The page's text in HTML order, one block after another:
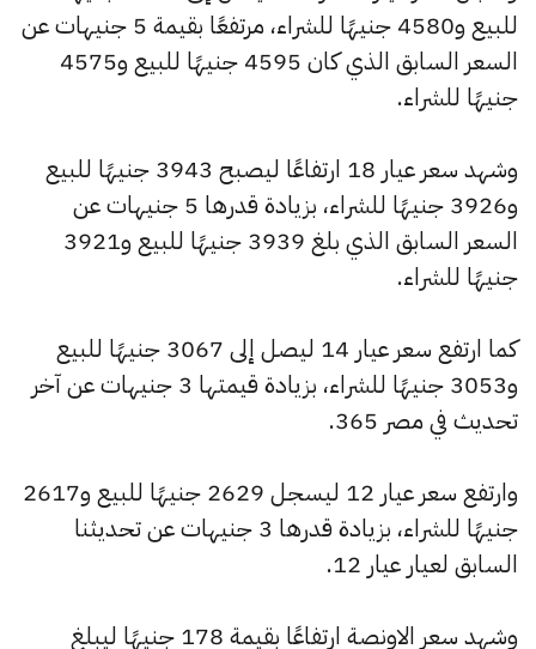
للبيع و4580 جنيهًا للشراء، مرتفعًا بقيمة 5 جنيهات عن
السعر السابق الذي كان 4595 جنيهًا للبيع و4575
جنيهًا للشراء.
وشهد سعر عيار 18 ارتفاعًا ليصبح 3943 جنيهًا للبيع
و3926 جنيهًا للشراء، بزيادة قدرها 5 جنيهات عن
السعر السابق الذي بلغ 3939 جنيهًا للبيع و3921
جنيهًا للشراء.
كما ارتفع سعر عيار 14 ليصل إلى 3067 جنيهًا للبيع
و3053 جنيهًا للشراء، بزيادة قيمتها 3 جنيهات عن آخر
تحديث في مصر 365.
وارتفع سعر عيار 12 ليسجل 2629 جنيهًا للبيع و2617
جنيهًا للشراء، بزيادة قدرها 3 جنيهات عن تحديثنا
السابق لعيار عيار 12.
وشهد سعر الاونصة ارتفاعًا بقيمة 178 جنيهًا ليبلغ